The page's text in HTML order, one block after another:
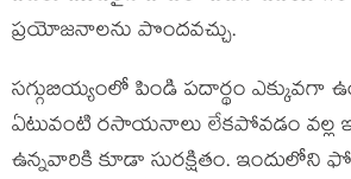
ప్రయోజనాలను పొందవచ్చు.
సగ్గుబియ్యంలో పిండి పదార్థం ఎక్కువగా
ఏటువంటి రసాయనాలు లేకపోవడం
ఉన్నవారికి కూడా సురక్షితం.